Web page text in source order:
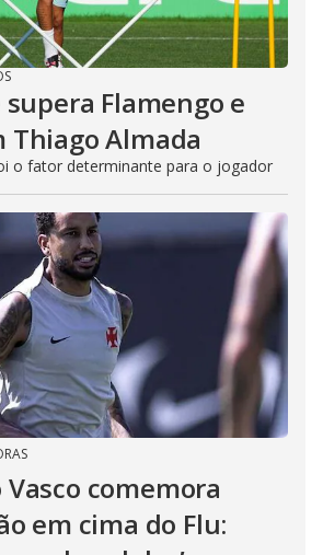
supera Flamengo e
Thiago Almada
o fator determinante para o jogador
comemora
em cima do Flu: